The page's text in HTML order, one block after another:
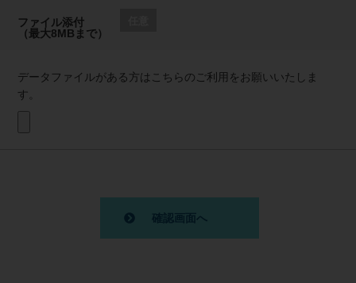
ファイル添付
（最大8MBまで）
データファイルがある方はこちらのご利用をお願いいたしま
す。